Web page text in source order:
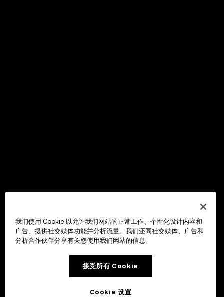
我们使用 Cookie 以允许我们网站的正常工作、个性化设计内容和
广告、提供社交媒体功能并分析流量。我们还同社交媒体、广告和
分析合作伙伴分享有关您使用我们网站的信息。
接受所有 Cookie
Cookie 设置